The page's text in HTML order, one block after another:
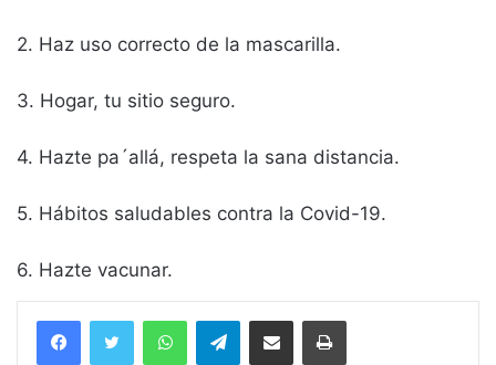
2. Haz uso correcto de la mascarilla.
3. Hogar, tu sitio seguro.
4. Hazte pa´allá, respeta la sana distancia.
5. Hábitos saludables contra la Covid-19.
6. Hazte vacunar.
WhatsAppTelegramCompartir vía email Imprimir